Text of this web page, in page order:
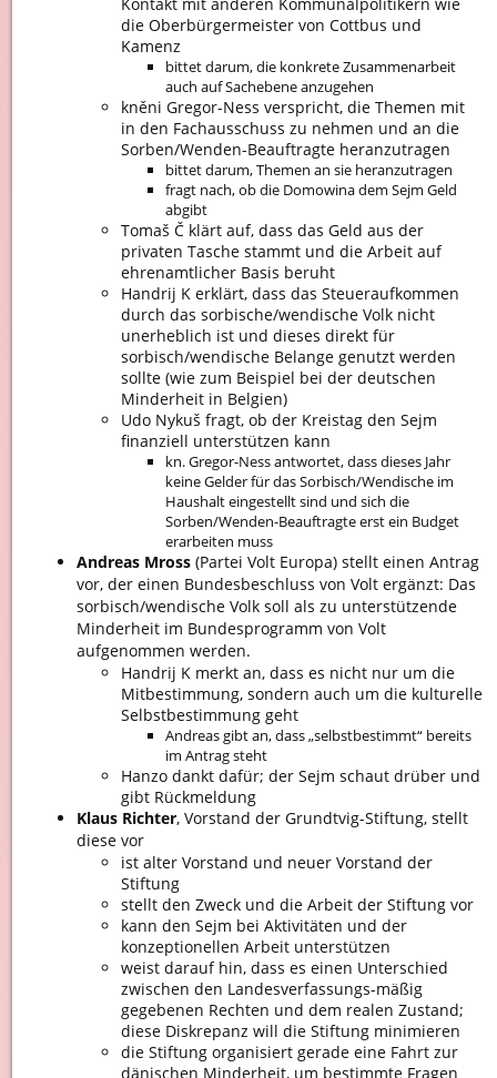
die Oberbürgermeister von Cottbus und
Kamenz
bittet darum, die konkrete Zusammenarbeit
auch auf Sachebene anzugehen
kněni Gregor-Ness verspricht, die Themen mit
in den Fachausschuss zu nehmen und an die
Sorben/Wenden-Beauftragte heranzutragen
bittet darum, Themen an sie heranzutragen
fragt nach, ob die Domowina dem Sejm Geld
abgibt
Tomaš Č klärt auf, dass das Geld aus der
privaten Tasche stammt und die Arbeit auf
ehrenamtlicher Basis beruht
Handrij K erklärt, dass das Steueraufkommen
durch das sorbische/wendische Volk nicht
unerheblich ist und dieses direkt für
sorbisch/wendische Belange genutzt werden
sollte (wie zum Beispiel bei der deutschen
Minderheit in Belgien)
Udo Nykuš fragt, ob der Kreistag den Sejm
finanziell unterstützen kann
kn. Gregor-Ness antwortet, dass dieses Jahr
keine Gelder für das Sorbisch/Wendische im
Haushalt eingestellt sind und sich die
Sorben/Wenden-Beauftragte erst ein Budget
erarbeiten muss
Andreas Mross(Partei Volt Europa) stellt einen Antrag
vor, der einen Bundesbeschluss von Volt ergänzt: Das
sorbisch/wendische Volk soll als zu unterstützende
Minderheit im Bundesprogramm von Volt
aufgenommen werden.
Handrij K merkt an, dass es nicht nur um die
Mitbestimmung, sondern auch um die kulturelle
Selbstbestimmung geht
Andreas gibt an, dass „selbstbestimmt“ bereits
im Antrag steht
Hanzo dankt dafür; der Sejm schaut drüber und
gibt Rückmeldung
Klaus Richter, Vorstand der Grundtvig-Stiftung, stellt
diese vor
ist alter Vorstand und neuer Vorstand der
Stiftung
stellt den Zweck und die Arbeit der Stiftung vor
kann den Sejm bei Aktivitäten und der
konzeptionellen Arbeit unterstützen
weist darauf hin, dass es einen Unterschied
zwischen den Landesverfassungs-mäßig
gegebenen Rechten und dem realen Zustand;
diese Diskrepanz will die Stiftung minimieren
die Stiftung organisiert gerade eine Fahrt zur
dänischen Minderheit, um bestimmte Fragen